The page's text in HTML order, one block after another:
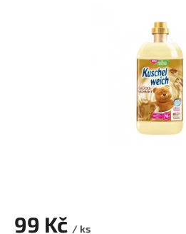
99 Kč / ks